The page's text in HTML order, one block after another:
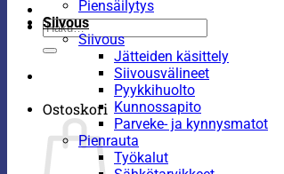
Etsi:
Ostoskori
Piensäilytys
Siivous
Siivous
Jätteiden käsittely
Siivousvälineet
Pyykkihuolto
Kunnossapito
Parveke- ja kynnysmatot
Pienrauta
Työkalut